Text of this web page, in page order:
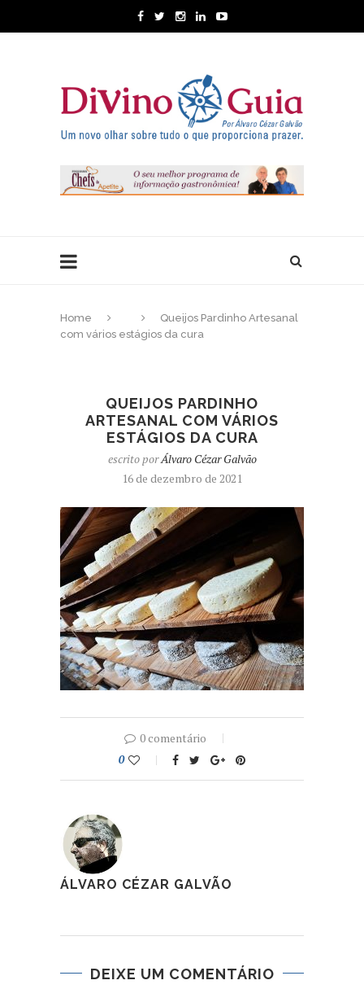
Home
Queijos Pardinho Artesanal
com vários estágios da cura
QUEIJOS PARDINHO
ARTESANAL COM VÁRIOS
ESTÁGIOS DA CURA
escrito porÁlvaro Cézar Galvão
16 de dezembro de 2021
0 comentário
0
ÁLVARO CÉZAR GALVÃO
DEIXE UM COMENTÁRIO